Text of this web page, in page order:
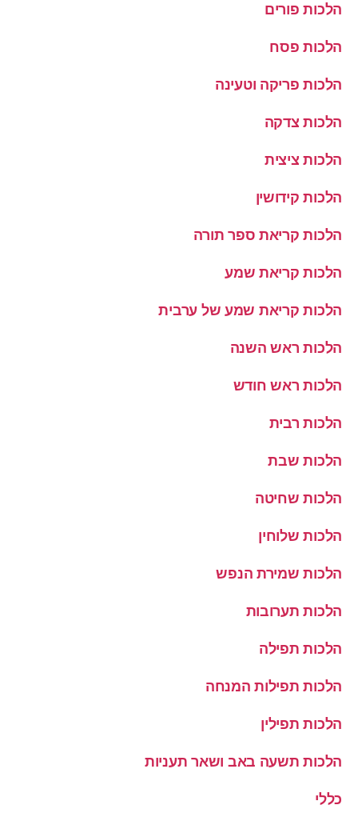
הלכות פורים
הלכות פסח
הלכות פריקה וטעינה
הלכות צדקה
הלכות ציצית
הלכות קידושין
הלכות קריאת ספר תורה
הלכות קריאת שמע
הלכות קריאת שמע של ערבית
הלכות ראש השנה
הלכות ראש חודש
הלכות רבית
הלכות שבת
הלכות שחיטה
הלכות שלוחין
הלכות שמירת הנפש
הלכות תערובות
הלכות תפילה
הלכות תפילות המנחה
הלכות תפילין
הלכות תשעה באב ושאר תעניות
כללי